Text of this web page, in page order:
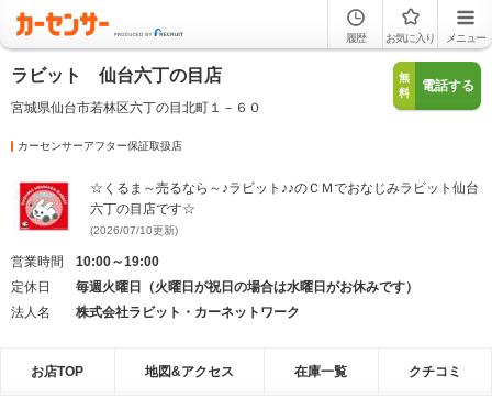
履歴 お気に入り メニュー
ラビット 仙台六丁の目店
宮城県仙台市若林区六丁の目北町１－６０
無
料
電話する
カーセンサーアフター保証取扱店
☆くるま～売るなら～♪ラビット♪♪のＣＭでおなじみラビット仙台
六丁の目店です☆
(2026/07/10更新)
営業時間
10:00～19:00
定休日
毎週火曜日（火曜日が祝日の場合は水曜日がお休みです）
法人名
株式会社ラビット・カーネットワーク
お店TOP 地図&アクセス 在庫一覧 クチコミ